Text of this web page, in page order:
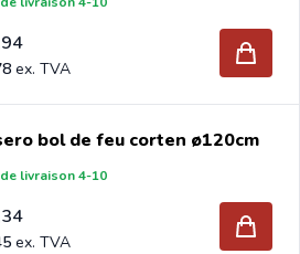
bol de feu corten ø120cm
livraison 4-10